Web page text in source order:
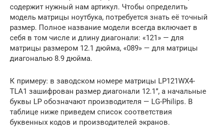
содержит нужный нам артикул. Чтобы определить
модель матрицы ноутбука, потребуется знать её точный
размер. Полное название модели всегда включает в
себя в том числе и длину диагонали: «121» — для
матрицы размером 12.1 дюйма, «089» — для матрицы
диагональю 8.9 дюйма.
К примеру: в заводском номере матрицы LP121WX4-
TLA1 зашифрован размер диагонали 12.1”, а начальные
буквы LP обозначают производителя — LG-Philips. В
таблице ниже приведем список соответствия
буквенных кодов и производителей экранов.